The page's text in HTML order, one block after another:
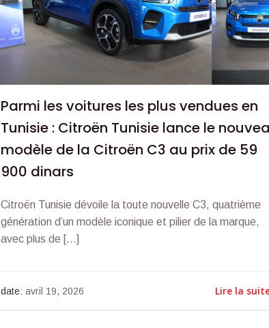
Parmi les voitures les plus vendues en
Tunisie : Citroën Tunisie lance le
modèle de la Citroën C3 au prix de 59
900 dinars
Citroën Tunisie dévoile la toute nouvelle C3, quatrième
génération d’un modèle iconique et pilier de la marque,
avec plus de […]
date:avril 19, 2026 Lire la